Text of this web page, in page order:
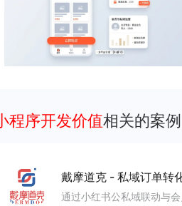
程序开发价值相关的案例
戴摩道克 - 私域订单转
通过小红书公私域联动与